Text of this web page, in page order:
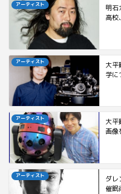
アーティスト
明石
高
アーティスト
大平
学
アーティスト
大
画像
アーティスト
ダレ
催眠